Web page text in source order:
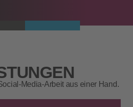
aus einer Hand.